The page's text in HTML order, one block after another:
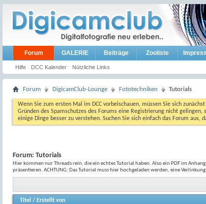
Forum
Hilfe DCC Kalender Nützliche Links
GALERIE Beiträge Zooliste
Forum DigicamClub-Lounge Fototechniken Tutorials
Wenn Sie zum ersten Mal im DCC vorbeischauen, müssen Sie sich zunächst
Gründen des Spamschutzes des Forums eine Registrierung nicht gelingen,
einige Dinge besser zu verstehen. Suchen Sie sich einfach das Forum
Forum: Tutorials
Hier kommen nur Threads rein, die ein echtes Tutorial haben. Also ein PDF im
präsentieren. ACHTUNG: Das Tutorial muss hier hochgeladen werden, eine
Titel / Erstellt von